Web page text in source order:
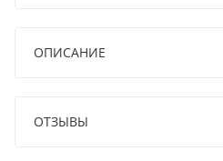
ОПИСАНИЕ
ОТЗЫВЫ